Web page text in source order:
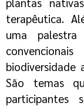
terapêutica.
uma
biodiversidade
São temas
participantes